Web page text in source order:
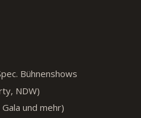
Bühnenshows
NDW)
und mehr)